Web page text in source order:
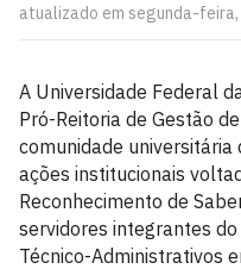
atualizado em segunda-
A Universidade Federal
Pró-Reitoria de Gestão
comunidade
ações institucionais
Reconhecimento de
servidores integrantes
Técnico-Administrativos